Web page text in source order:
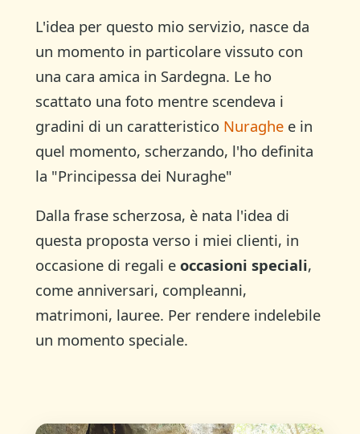
L'idea per questo mio servizio, nasce da
un momento in particolare vissuto con
una cara amica in Sardegna. Le ho
scattato una foto mentre scendeva i
gradini di un caratteristico Nuraghe e in
quel momento, scherzando, l'ho definita
la "Principessa dei Nuraghe"
Dalla frase scherzosa, è nata l'idea di
questa proposta verso i miei clienti, in
occasione di regali e occasioni speciali,
come anniversari, compleanni,
matrimoni, lauree. Per rendere indelebile
un momento speciale.